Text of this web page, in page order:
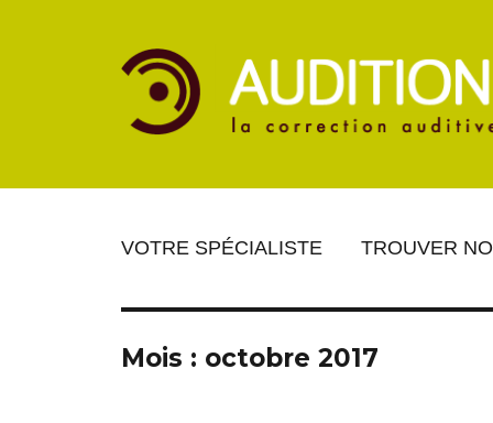
VOTRE SPÉCIALISTE TROUVER
Mois : octobre 2017